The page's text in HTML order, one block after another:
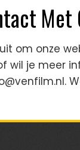
Met
om onze
wil je meer
.